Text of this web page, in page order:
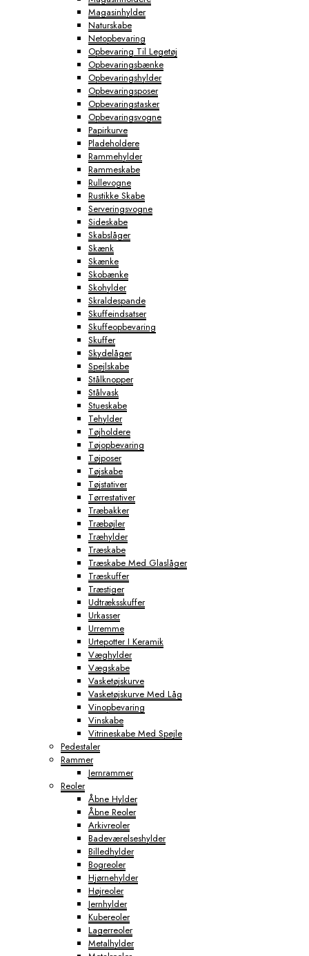
Magasinhylder
Naturskabe
Netopbevaring
Opbevaring Til Legetøj
Opbevaringsbænke
Opbevaringshylder
Opbevaringsposer
Opbevaringstasker
Opbevaringsvogne
Papirkurve
Pladeholdere
Rammehylder
Rammeskabe
Rullevogne
Rustikke Skabe
Serveringsvogne
Sideskabe
Skabslåger
Skænk
Skænke
Skobænke
Skohylder
Skraldespande
Skuffeindsatser
Skuffeopbevaring
Skuffer
Skydelåger
Spejlskabe
Stålknopper
Stålvask
Stueskabe
Tehylder
Tøjholdere
Tøjopbevaring
Tøjposer
Tøjskabe
Tøjstativer
Tørrestativer
Træbakker
Træbøjler
Træhylder
Træskabe
Træskabe Med Glaslåger
Træskuffer
Træstiger
Udtræksskuffer
Urkasser
Urremme
Urtepotter I Keramik
Væghylder
Vægskabe
Vasketøjskurve
Vasketøjskurve Med Låg
Vinopbevaring
Vinskabe
Vitrineskabe Med Spejle
Pedestaler
Rammer
Jernrammer
Reoler
Åbne Hylder
Åbne Reoler
Arkivreoler
Badeværelseshylder
Billedhylder
Bogreoler
Hjørnehylder
Højreoler
Jernhylder
Kubereoler
Lagerreoler
Metalhylder